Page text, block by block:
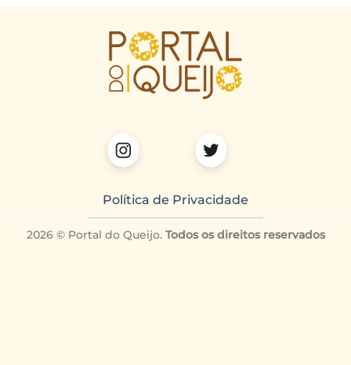
Política de Privacidade
2026 © Portal do Queijo. Todos os direitos reservados